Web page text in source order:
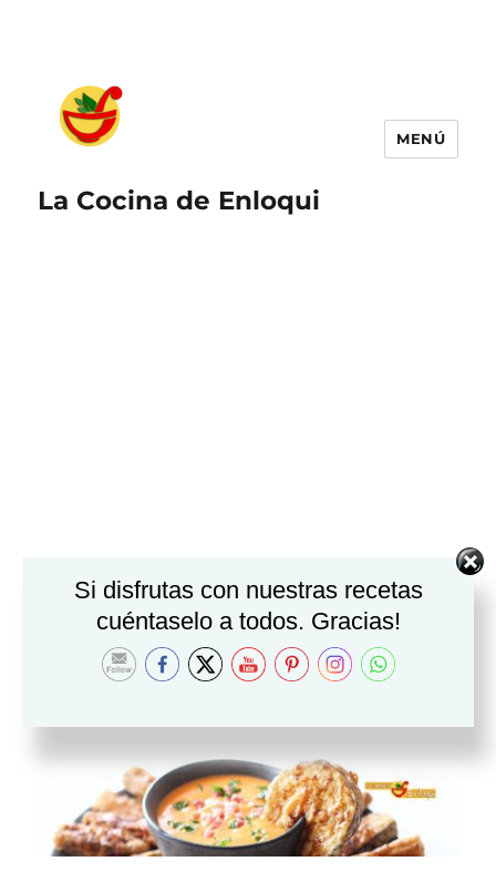
La Cocina de Enloqui
MENÚ
Si disfrutas con nuestras recetas
cuéntaselo a todos. Gracias!